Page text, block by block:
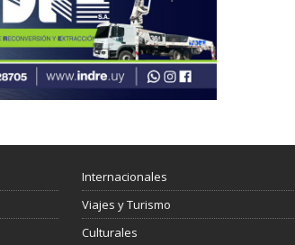
Internacionales
Viajes y Turismo
Culturales